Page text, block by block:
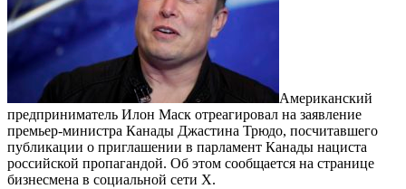
Американский
предприниматель Илон Маск отреагировал на заявление
премьер-министра Канады Джастина Трюдо, посчитавшего
публикации о приглашении в парламент Канады нациста
российской пропагандой. Об этом сообщается на странице
бизнесмена в социальной сети X.